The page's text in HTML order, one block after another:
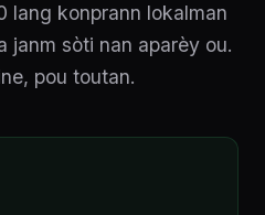
lang konprann lokalman
janm sòti nan aparèy ou.
pou toutan.